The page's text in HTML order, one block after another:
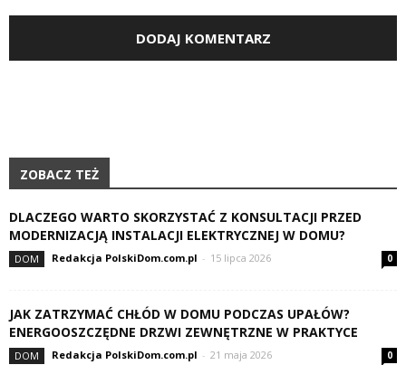
ZOBACZ TEŻ
DLACZEGO WARTO SKORZYSTAĆ Z KONSULTACJI PRZED
MODERNIZACJĄ INSTALACJI ELEKTRYCZNEJ W DOMU?
DOM Redakcja PolskiDom.com.pl - 15 lipca 2026 0
JAK ZATRZYMAĆ CHŁÓD W DOMU PODCZAS UPAŁÓW?
ENERGOOSZCZĘDNE DRZWI ZEWNĘTRZNE W PRAKTYCE
DOM Redakcja PolskiDom.com.pl - 21 maja 2026 0